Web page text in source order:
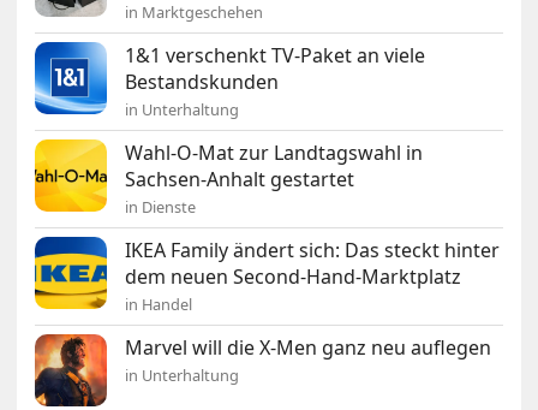
in Marktgeschehen
1&1 verschenkt TV-Paket an viele
Bestandskunden
in Unterhaltung
Wahl-O-Mat zur Landtagswahl in
Sachsen-Anhalt gestartet
in Dienste
IKEA Family ändert sich: Das steckt hinter
dem neuen Second-Hand-Marktplatz
in Handel
Marvel will die X-Men ganz neu auflegen
in Unterhaltung